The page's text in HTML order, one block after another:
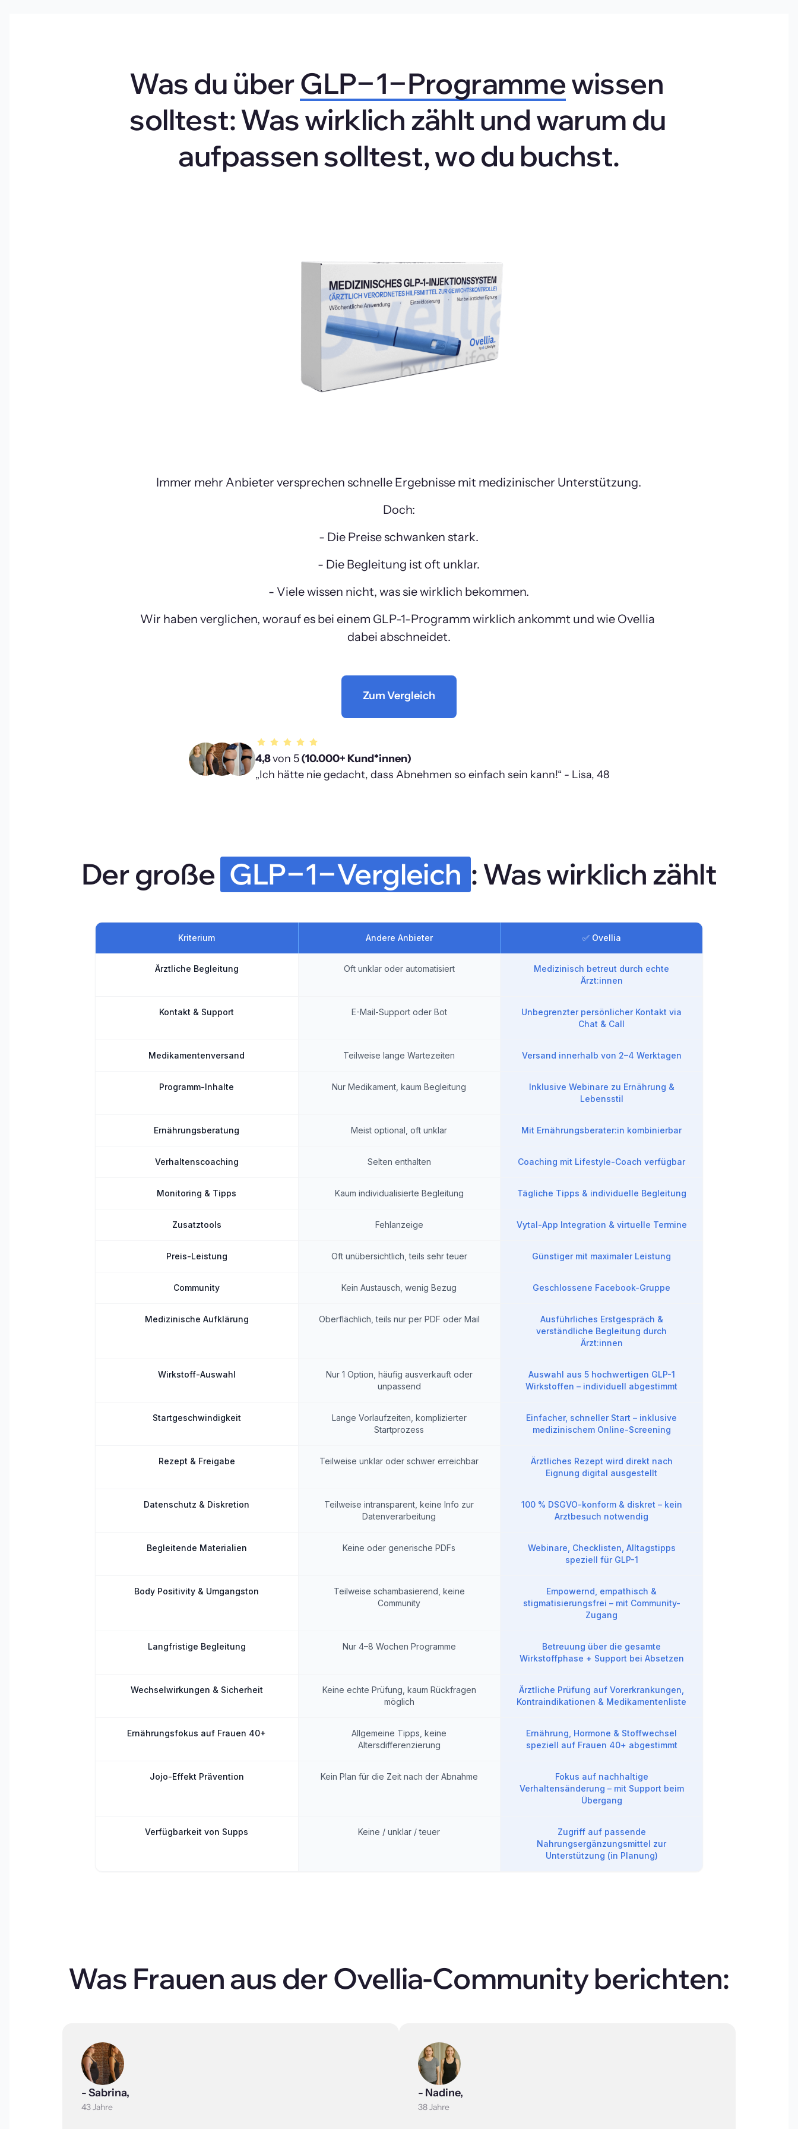
Was du über GLP‒1‒Programme wissen
solltest: Was wirklich zählt und warum du
aufpassen solltest, wo du buchst.
Immer mehr Anbieter versprechen schnelle Ergebnisse mit medizinischer Unterstützung.
Doch:
- Die Preise schwanken stark.
- Die Begleitung ist oft unklar.
- Viele wissen nicht, was sie wirklich bekommen.
Wir haben verglichen, worauf es bei einem GLP-1-Programm wirklich ankommt und wie Ovellia
dabei abschneidet.
Zum Vergleich
4,8 von 5 (10.000+ Kund*innen)
„Ich hätte nie gedacht, dass Abnehmen so einfach sein kann!“ - Lisa, 48
Der große GLP‒1‒Vergleich : Was wirklich zählt
Kriterium Andere Anbieter ✅ Ovellia
Ärztliche Begleitung Oft unklar oder automatisiert
Medizinisch betreut durch echte
Ärzt:innen
Kontakt & Support E-Mail-Support oder Bot
Unbegrenzter persönlicher Kontakt via
Chat & Call
Medikamentenversand Teilweise lange Wartezeiten Versand innerhalb von 2–4 Werktagen
Programm-Inhalte Nur Medikament, kaum Begleitung
Inklusive Webinare zu Ernährung &
Lebensstil
Ernährungsberatung Meist optional, oft unklar Mit Ernährungsberater:in kombinierbar
Verhaltenscoaching Selten enthalten Coaching mit Lifestyle-Coach verfügbar
Monitoring & Tipps Kaum individualisierte Begleitung Tägliche Tipps & individuelle Begleitung
Zusatztools Fehlanzeige Vytal-App Integration & virtuelle Termine
Preis-Leistung Oft unübersichtlich, teils sehr teuer Günstiger mit maximaler Leistung
Community Kein Austausch, wenig Bezug Geschlossene Facebook-Gruppe
Medizinische Aufklärung Oberflächlich, teils nur per PDF oder Mail
Ausführliches Erstgespräch &
verständliche Begleitung durch
Ärzt:innen
Wirkstoff-Auswahl
Nur 1 Option, häufig ausverkauft oder
unpassend
Auswahl aus 5 hochwertigen GLP-1
Wirkstoffen – individuell abgestimmt
Startgeschwindigkeit
Lange Vorlaufzeiten, komplizierter
Startprozess
Einfacher, schneller Start – inklusive
medizinischem Online-Screening
Rezept & Freigabe Teilweise unklar oder schwer erreichbar
Ärztliches Rezept wird direkt nach
Eignung digital ausgestellt
Datenschutz & Diskretion
Teilweise intransparent, keine Info zur
Datenverarbeitung
100 % DSGVO-konform & diskret – kein
Arztbesuch notwendig
Begleitende Materialien Keine oder generische PDFs
Webinare, Checklisten, Alltagstipps
speziell für GLP-1
Body Positivity & Umgangston
Teilweise schambasierend, keine
Community
Empowernd, empathisch &
stigmatisierungsfrei – mit Community-
Zugang
Langfristige Begleitung Nur 4–8 Wochen Programme
Betreuung über die gesamte
Wirkstoffphase + Support bei Absetzen
Wechselwirkungen & Sicherheit
Keine echte Prüfung, kaum Rückfragen
möglich
Ärztliche Prüfung auf Vorerkrankungen,
Kontraindikationen & Medikamentenliste
Ernährungsfokus auf Frauen 40+
Allgemeine Tipps, keine
Altersdifferenzierung
Ernährung, Hormone & Stoffwechsel
speziell auf Frauen 40+ abgestimmt
Jojo-Effekt Prävention Kein Plan für die Zeit nach der Abnahme
Fokus auf nachhaltige
Verhaltensänderung – mit Support beim
Übergang
Verfügbarkeit von Supps Keine / unklar / teuer
Zugriff auf passende
Nahrungsergänzungsmittel zur
Unterstützung (in Planung)
Was Frauen aus der Ovellia-Community berichten:
- Sabrina,
43 Jahre
- Nadine,
38 Jahre